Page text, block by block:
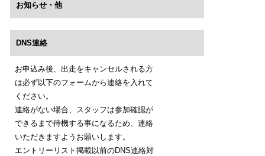
お知らせ・他
DNS連絡
お申込み後、出走をキャンセルされる方
は必ず以下のフォームから連絡を入れて
ください。
連絡がない場合、スタッフは参加確認が
できるまで待機する事になるため、連絡
いただきますようお願いします。
エントリーリスト掲載以前のDNS連絡対